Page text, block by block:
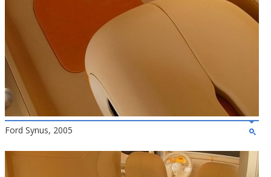
Ford Synus, 2005